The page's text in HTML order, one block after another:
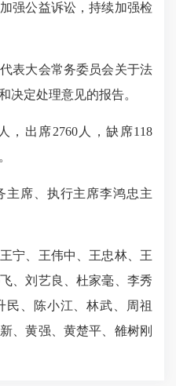
强公益诉讼，持续加强检
大会常务委员会关于法
决定处理意见的报告。
出席2760人，缺席118
席、执行主席李鸿忠主
、王伟中、王忠林、王
、刘艺良、杜家毫、李秀
、陈小江、林武、周祖
、黄强、黄楚平、雒树刚